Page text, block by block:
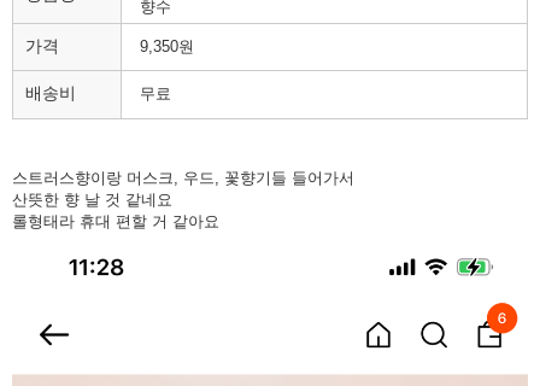
향수
가격 9,350원
배송비 무료
스트러스향이랑 머스크, 우드, 꽃향기들 들어가서
산뜻한 향 날 것 같네요
롤형태라 휴대 편할 거 같아요